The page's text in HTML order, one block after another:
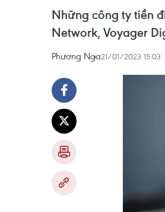
Những công ty tiền
Network, Voyager
Phương Nga21/01/2023 15:03